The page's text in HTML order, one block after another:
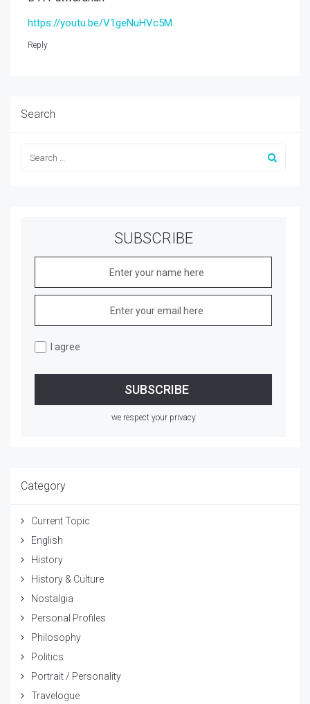
https://youtu.be/V1geNuHVc5M
Reply
Search
SUBSCRIBE
I agree
we respect your privacy
Category
Current Topic
English
History
History & Culture
Nostalgia
Personal Profiles
Philosophy
Politics
Portrait / Personality
Travelogue